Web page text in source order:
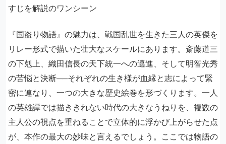
『国盗り物語』の魅力は、戦国乱世を生きた三人の英傑を
リレー形式で描いた壮大なスケールにあります。斎藤道三
の下剋上、織田信長の天下統一への邁進、そして明智光秀
の苦悩と決断──それぞれの生き様が血縁と志によって緊
密に連なり、一つの大きな歴史絵巻を形づくります。一人
の英雄譚では描ききれない時代の大きなうねりを、複数の
主人公の視点を重ねることで立体的に浮かび上がらせた点
が、本作の最大の妙味と言えるでしょう。ここでは物語の